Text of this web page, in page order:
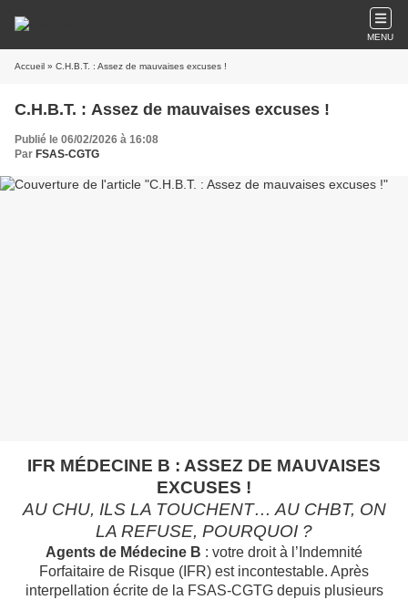
MENU
Accueil » C.H.B.T. : Assez de mauvaises excuses !
C.H.B.T. : Assez de mauvaises excuses !
Publié le 06/02/2026 à 16:08
Par FSAS-CGTG
IFR MÉDECINE B : ASSEZ DE MAUVAISES
EXCUSES !
AU CHU, ILS LA TOUCHENT… AU CHBT, ON
LA REFUSE, POURQUOI ?
Agents de Médecine B : votre droit à l’Indemnité
Forfaitaire de Risque (IFR) est incontestable. Après
interpellation écrite de la FSAS-CGTG depuis plusieurs